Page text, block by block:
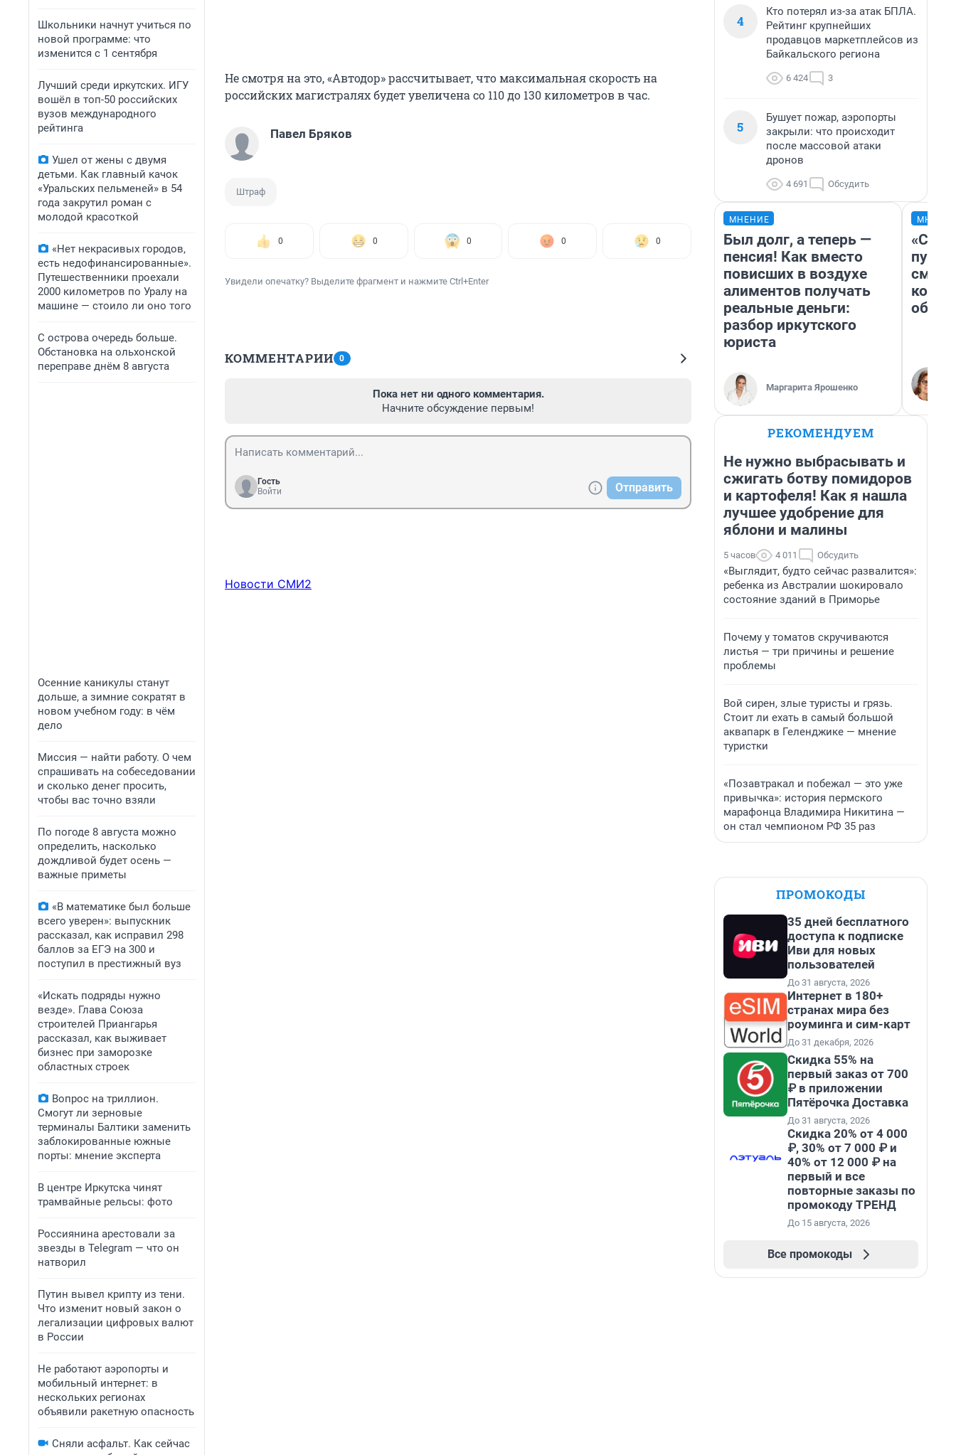
Школьники начнут учиться по
новой программе: что
изменится с 1 сентября
Лучший среди иркутских. ИГУ
вошёл в топ-50 российских
вузов международного
рейтинга
Ушел от жены с двумя
детьми. Как главный качок
«Уральских пельменей» в 54
года закрутил роман с
молодой красоткой
«Нет некрасивых городов,
есть недофинансированные».
Путешественники проехали
2000 километров по Уралу на
машине — стоило ли оно того
С острова очередь больше.
Обстановка на ольхонской
переправе днём 8 августа
Осенние каникулы станут
дольше, а зимние сократят в
новом учебном году: в чём
дело
Миссия — найти работу. О чем
спрашивать на собеседовании
и сколько денег просить,
чтобы вас точно взяли
По погоде 8 августа можно
определить, насколько
дождливой будет осень —
важные приметы
«В математике был больше
всего уверен»: выпускник
рассказал, как исправил 298
баллов за ЕГЭ на 300 и
поступил в престижный вуз
«Искать подряды нужно
везде». Глава Союза
строителей Приангарья
рассказал, как выживает
бизнес при заморозке
областных строек
Вопрос на триллион.
Смогут ли зерновые
терминалы Балтики заменить
заблокированные южные
порты: мнение эксперта
В центре Иркутска чинят
трамвайные рельсы: фото
Россиянина арестовали за
звезды в Telegram — что он
натворил
Путин вывел крипту из тени.
Что изменит новый закон о
легализации цифровых валют
в России
Не работают аэропорты и
мобильный интернет: в
нескольких регионах
объявили ракетную опасность
Сняли асфальт. Как сейчас
Не смотря на это, «Автодор» рассчитывает, что максимальная скорость на
российских магистралях будет увеличена со 110 до 130 километров в час.
Павел Бряков
Штраф
0 0 0 0 0
Увидели опечатку? Выделите фрагмент и нажмите Ctrl+Enter
КОММЕНТАРИИ 0
Пока нет ни одного комментария.
Начните обсуждение первым!
Гость
Войти
Отправить
Новости СМИ2
4
Кто потерял из-за атак БПЛА.
Рейтинг крупнейших
продавцов маркетплейсов из
Байкальского региона
6 424 3
5
Бушует пожар, аэропорты
закрыли: что происходит
после массовой атаки
дронов
4 691 Обсудить
МНЕНИЕ
Был долг, а теперь —
пенсия! Как вместо
повисших в воздухе
алиментов получать
реальные деньги:
разбор иркутского
юриста
Маргарита Ярошенко
РЕКОМЕНДУЕМ
Не нужно выбрасывать и
сжигать ботву помидоров
и картофеля! Как я нашла
лучшее удобрение для
яблони и малины
5 часов 4 011 Обсудить
«Выглядит, будто сейчас развалится»:
ребенка из Австралии шокировало
состояние зданий в Приморье
Почему у томатов скручиваются
листья — три причины и решение
проблемы
Вой сирен, злые туристы и грязь.
Стоит ли ехать в самый большой
аквапарк в Геленджике — мнение
туристки
«Позавтракал и побежал — это уже
привычка»: история пермского
марафонца Владимира Никитина —
он стал чемпионом РФ 35 раз
ПРОМОКОДЫ
35 дней бесплатного
доступа к подписке
Иви для новых
пользователей
До 31 августа, 2026
Интернет в 180+
странах мира без
роуминга и сим-карт
До 31 декабря, 2026
Скидка 55% на
первый заказ от 700
₽ в приложении
Пятёрочка Доставка
До 31 августа, 2026
Скидка 20% от 4 000
₽, 30% от 7 000 ₽ и
40% от 12 000 ₽ на
первый и все
повторные заказы по
промокоду ТРЕНД
До 15 августа, 2026
Все промокоды